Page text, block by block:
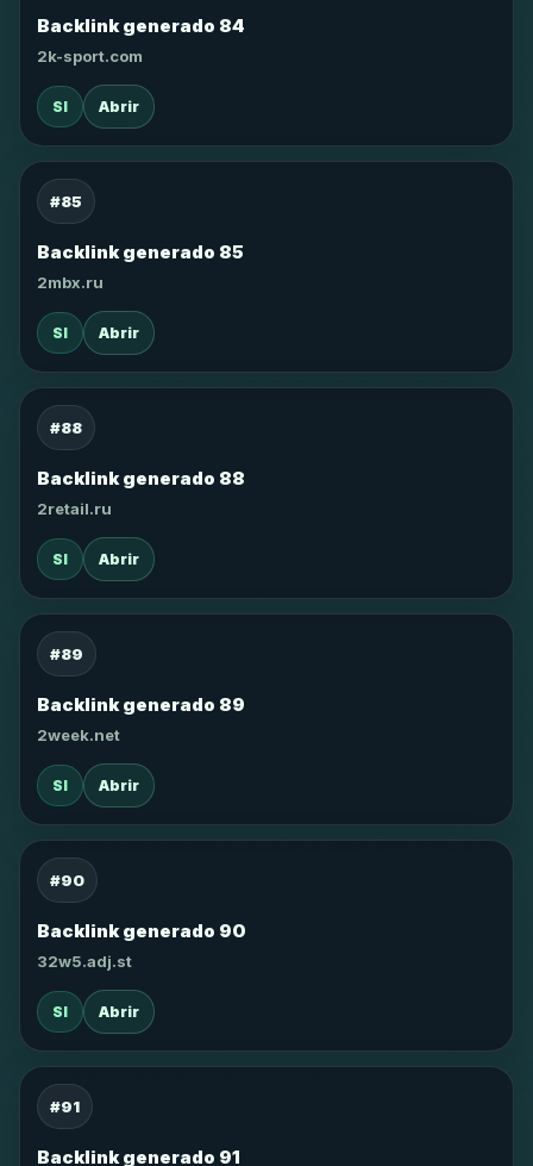
Backlink generado 84
2k-sport.com
SI Abrir
#85
Backlink generado 85
2mbx.ru
SI Abrir
#88
Backlink generado 88
2retail.ru
SI Abrir
#89
Backlink generado 89
2week.net
SI Abrir
#90
Backlink generado 90
32w5.adj.st
SI Abrir
#91
Backlink generado 91